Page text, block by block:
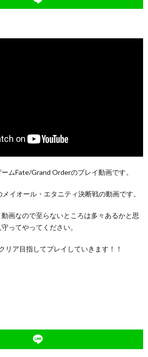
ムFate/Grand Orderのプレイ動画です。
イオール・エタニティ決断戦の動画です。
画なので至らないところは多々あるかと思
ってやってください。
リア目指してプレイしていきます！！